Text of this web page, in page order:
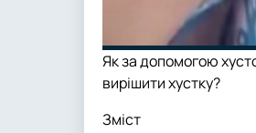
Як за допомогою
вирішити хустку?
Зміст